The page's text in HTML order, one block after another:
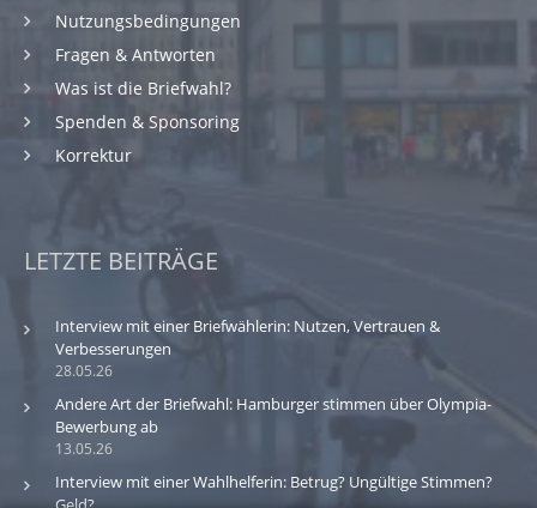
Nutzungsbedingungen
Fragen & Antworten
Was ist die Briefwahl?
Spenden & Sponsoring
Korrektur
LETZTE BEITRÄGE
28.05.26
Interview mit einer Briefwählerin: Nutzen, Vertrauen &
Verbesserungen
13.05.26
Andere Art der Briefwahl: Hamburger stimmen über Olympia-
Bewerbung ab
Interview mit einer Wahlhelferin: Betrug? Ungültige Stimmen?